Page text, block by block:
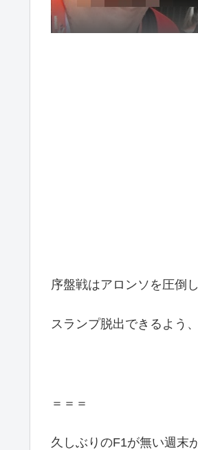
序盤戦はアロンソを圧倒
スランプ脱出できるよう
＝＝＝
久しぶりのF1が無い週末